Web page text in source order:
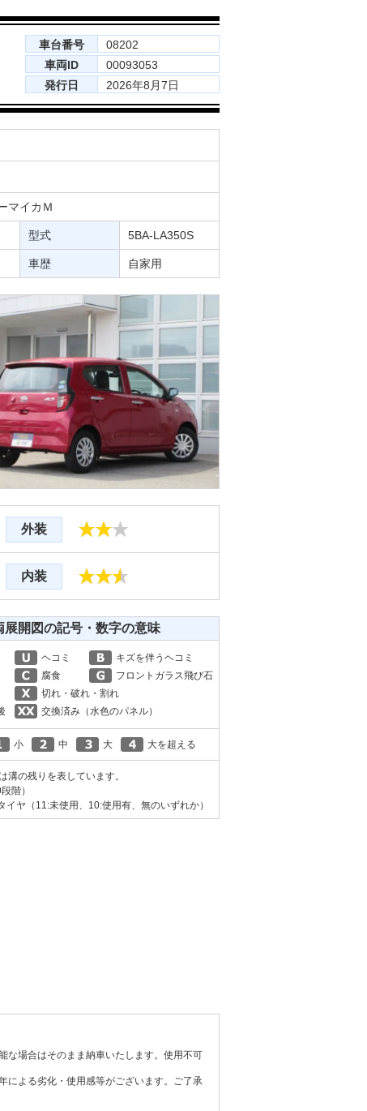
車台番号
08202
車両ID
00093053
発行日
2026年8月7日
マイカＭ
型式 5BA-LA350S
車歴 自家用
外装
内装
展開図の記号・数字の意味
ヘコミ
キズを伴うヘコミ
腐食
フロントガラス飛び石
切れ・破れ・割れ
交換済み（水色のパネル）
小 中 大 大を超える
溝の残りを表しています。
階）
ヤ（11:未使用、10:使用有、無のいずれか）
な場合はそのまま納車いたします。使用不可
による劣化・使用感等がございます。ご了承